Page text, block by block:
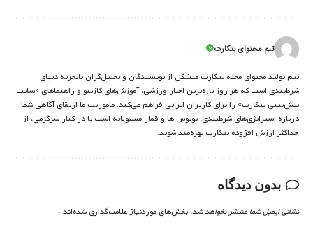
تیم محتوای بتکارت
تیم تولید محتوای مجله بتکارت متشکل از نویسندگان و تحلیل‌گران باتجربه دنیای
شرط‌بندی است که هر روز تازه‌ترین اخبار ورزشی، آموزش‌های کازینو و راهنماهای «سایت
پیش‌بینی بتکارت» را برای کاربران ایرانی فراهم می‌کند. مأموریت ما ارتقای آگاهی شما
درباره استراتژی‌های شرطبندی، بونوس ها و قمار مسئولانه است تا در کنار سرگرمی، از
حداکثر ارزش افزوده بتکارت بهره‌مند شوید.
بدون دیدگاه
نشانی ایمیل شما منتشر نخواهد شد. بخش‌های موردنیاز علامت‌گذاری شده‌اند*